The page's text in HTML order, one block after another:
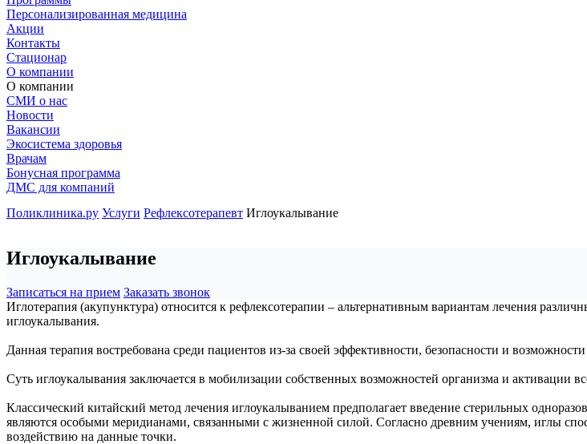
Персонализированная медицина
Акции
Контакты
Стационар
О компании
О компании
СМИ о нас
Новости
Вакансии
Экосистема здоровья
Врачам
Бонусная программа
ДМС для компаний
Поликлиника.ру Услуги Рефлексотерапевт Иглоукалывание
Иглоукалывание
Записаться на прием Заказать звонок
Иглотерапия (акупунктура) относится к рефлексотерапии – альтернативным вариантам лечения
иглоукалывания.
Данная терапия востребована среди пациентов из-за своей эффективности, безопасности и
Суть иглоукалывания заключается в мобилизации собственных возможностей организма и активации
Классический китайский метод лечения иглоукалыванием предполагает введение стерильных
являются особыми меридианами, связанными с жизненной силой. Согласно древним учениям, иглы
воздействию на данные точки.